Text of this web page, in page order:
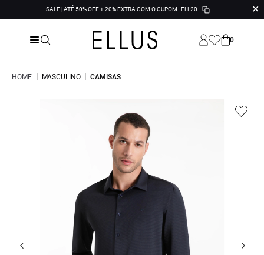
SALE | ATÉ 50% OFF + 20% EXTRA COM O CUPOM ELL20 ✕
0
HOME | MASCULINO | CAMISAS